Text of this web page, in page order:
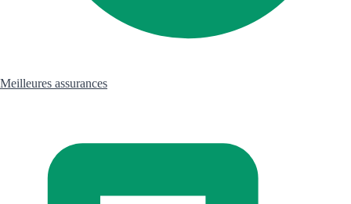
Meilleures assurances